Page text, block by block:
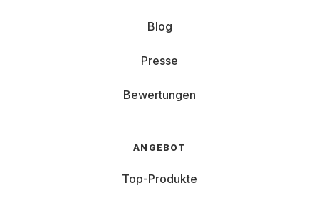
Blog
Presse
Bewertungen
ANGEBOT
Top-Produkte